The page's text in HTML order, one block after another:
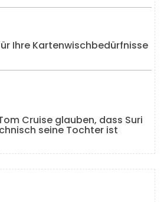
Ihre Kartenwischbedürfnisse
Cruise glauben, dass Suri
seine Tochter ist